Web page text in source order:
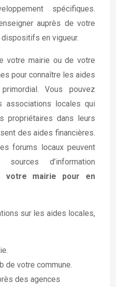
spécifiques.
auprès de votre
en vigueur.
votre mairie ou de votre
pour connaître les aides
Vous pouvez
associations locales qui
propriétaires dans leurs
des aides financières.
forums locaux peuvent
d’information
votre mairie pour en
sur les aides locales,
de votre commune.
des agences